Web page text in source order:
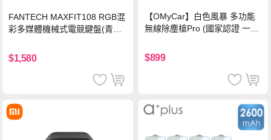
FANTECH MAXFIT108 RGB混
彩多媒體機械式電競鍵盤(青軸)
$1,580
【OMyCar】白色風暴 多功能
無線除塵槍Pro (國家認證 一年
手持強力風槍 暴力吹風
$899